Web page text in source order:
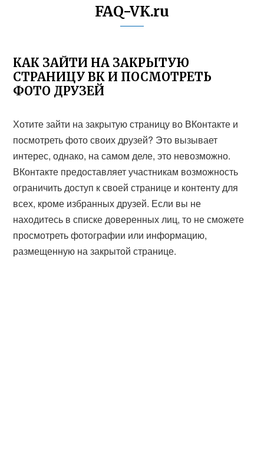
FAQ-VK.ru
КАК ЗАЙТИ НА ЗАКРЫТУЮ
СТРАНИЦУ ВК И ПОСМОТРЕТЬ
ФОТО ДРУЗЕЙ
Хотите зайти на закрытую страницу во ВКонтакте и
посмотреть фото своих друзей? Это вызывает
интерес, однако, на самом деле, это невозможно.
ВКонтакте предоставляет участникам возможность
ограничить доступ к своей странице и контенту для
всех, кроме избранных друзей. Если вы не
находитесь в списке доверенных лиц, то не сможете
просмотреть фотографии или информацию,
размещенную на закрытой странице.